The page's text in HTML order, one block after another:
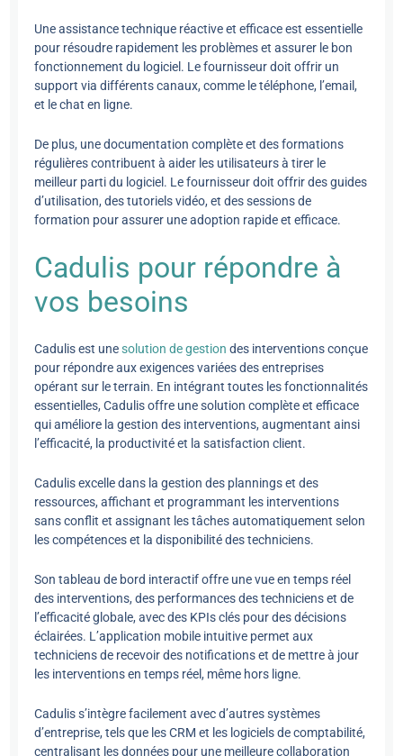
Une assistance technique réactive et efficace est essentielle
pour résoudre rapidement les problèmes et assurer le bon
fonctionnement du logiciel. Le fournisseur doit offrir un
support via différents canaux, comme le téléphone, l’email,
et le chat en ligne.
De plus, une documentation complète et des formations
régulières contribuent à aider les utilisateurs à tirer le
meilleur parti du logiciel. Le fournisseur doit offrir des guides
d’utilisation, des tutoriels vidéo, et des sessions de
formation pour assurer une adoption rapide et efficace.
Cadulis pour répondre à
vos besoins
Cadulis est unesolution de gestion des interventions conçue
pour répondre aux exigences variées des entreprises
opérant sur le terrain. En intégrant toutes les fonctionnalités
essentielles, Cadulis offre une solution complète et efficace
qui améliore la gestion des interventions, augmentant ainsi
l’efficacité, la productivité et la satisfaction client.
Cadulis excelle dans la gestion des plannings et des
ressources, affichant et programmant les interventions
sans conflit et assignant les tâches automatiquement selon
les compétences et la disponibilité des techniciens.
Son tableau de bord interactif offre une vue en temps réel
des interventions, des performances des techniciens et de
l’efficacité globale, avec des KPIs clés pour des décisions
éclairées. L’application mobile intuitive permet aux
techniciens de recevoir des notifications et de mettre à jour
les interventions en temps réel, même hors ligne.
Cadulis s’intègre facilement avec d’autres systèmes
d’entreprise, tels que les CRM et les logiciels de comptabilité,
centralisant les données pour une meilleure collaboration